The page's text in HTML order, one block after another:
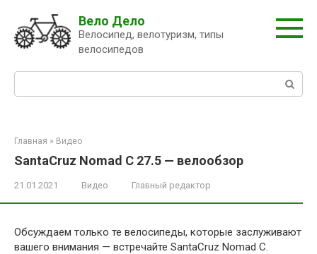
контенту
Вело Дело
Велосипед, велотуризм, типы
велосипедов
Главная » Видео
SantaCruz Nomad C 27.5 — велообзор
21.01.2021 Видео Главный редактор
Обсуждаем только те велосипеды, которые заслуживают
вашего внимания — встречайте SantaCruz Nomad C.